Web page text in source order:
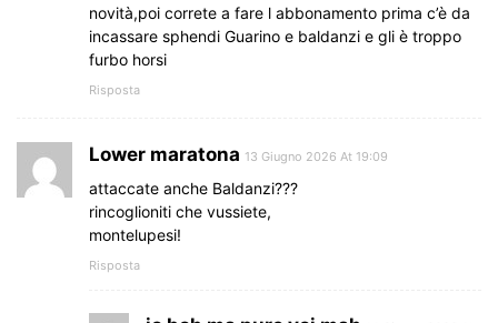
novità,poi correte a fare l abbonamento prima c’è da
incassare sphendi Guarino e baldanzi e gli è troppo
furbo horsi
Risposta
Lower maratona 13 Giugno 2026 At 19:09
attaccate anche Baldanzi???
rincoglioniti che vussiete,
montelupesi!
Risposta